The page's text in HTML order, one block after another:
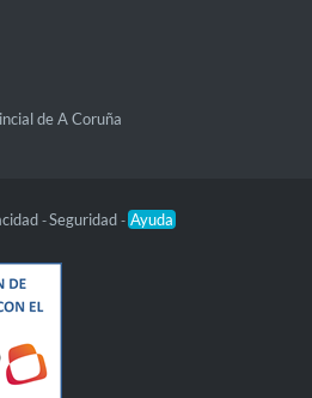
de A Coruña
-Seguridad - Ayuda